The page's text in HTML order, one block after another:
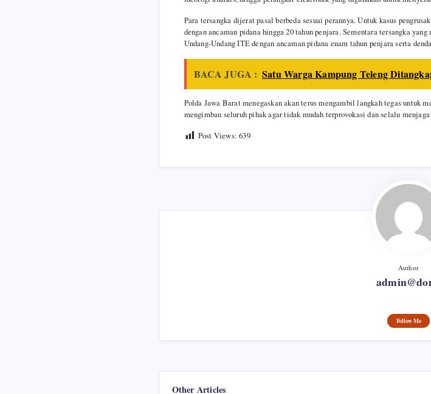
Para tersangka dijerat pasal berbeda sesuai perannya. Untuk kasus
dengan ancaman pidana hingga 20 tahun penjara. Sementara tersangka
Undang-Undang ITE dengan ancaman pidana enam tahun penjara serta
BACA JUGA : Satu Warga Kampung Teleng
Polda Jawa Barat menegaskan akan terus mengambil langkah tegas untuk
mengimbau seluruh pihak agar tidak mudah terprovokasi dan selalu
Post Views: 639
Author
Follow Me
Other Articles